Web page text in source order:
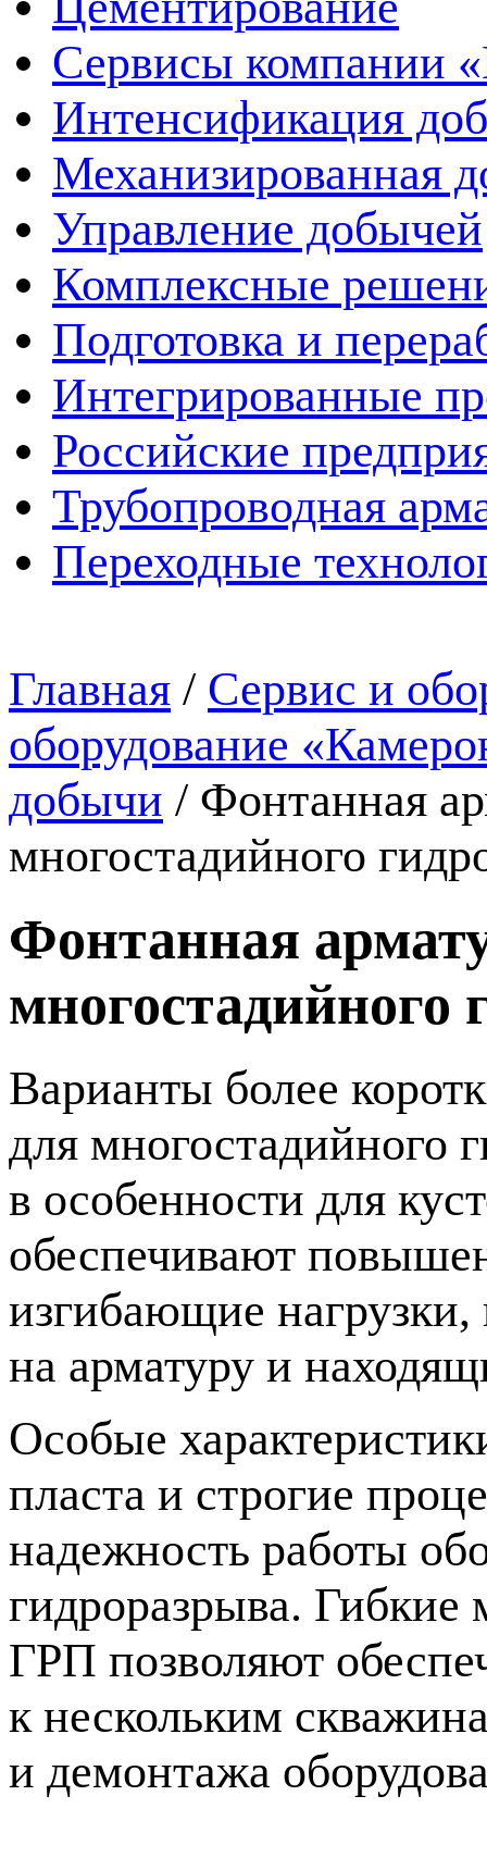
Сервисы компании
Интенсификация
Механизированная
Управление добычей
Комплексные
Подготовка и
Интегрированные
Российские
Трубопроводная
Переходные
Главная / Сервис и
оборудование
добычи / Фонтанная
многостадийного
Фонтанная
Варианты более
для многостадийного
в особенности для
обеспечивают
изгибающие
на арматуру и
Особые
пласта и строгие
надежность работы
гидроразрыва.
ГРП позволяют
к нескольким
и демонтажа